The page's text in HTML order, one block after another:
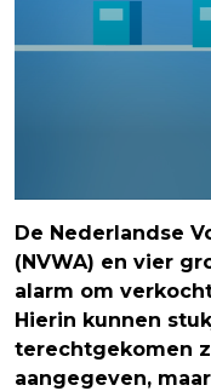
De Nederlandse
(NVWA) en vier
alarm om
Hierin kunnen
terechtgekomen
aangegeven,